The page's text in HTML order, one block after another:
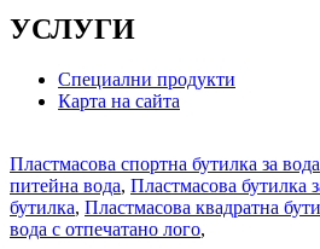
УСЛУГИ
Специални продукти
Карта на сайта
Пластмасова спортна бутилка за вода
питейна вода, Пластмасова бутилка
бутилка, Пластмасова квадратна
вода с отпечатано лого,